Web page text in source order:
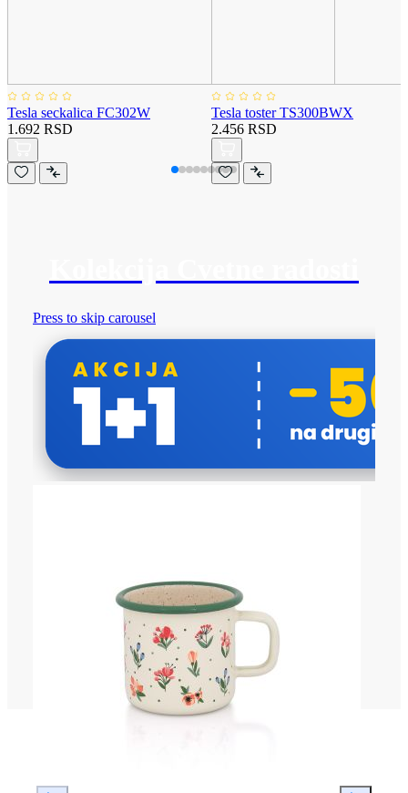
Tesla seckalica FC302W
1.692 RSD
Tesla toster TS300BWX
2.456 RSD
Press to skip carousel